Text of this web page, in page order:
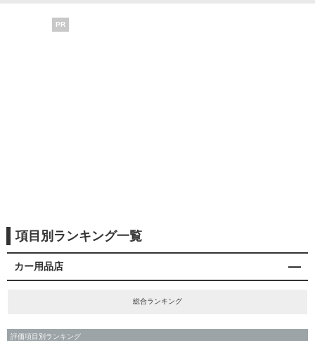
PR
項目別ランキング一覧
カー用品店
総合ランキング
評価項目別ランキング